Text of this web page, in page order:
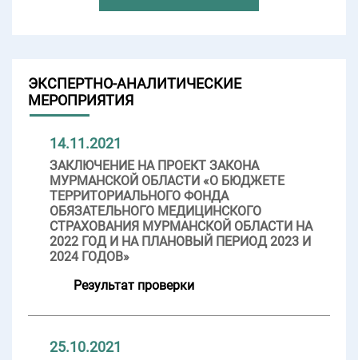
ЭКСПЕРТНО-АНАЛИТИЧЕСКИЕ
МЕРОПРИЯТИЯ
14.11.2021
ЗАКЛЮЧЕНИЕ НА ПРОЕКТ ЗАКОНА
МУРМАНСКОЙ ОБЛАСТИ «О БЮДЖЕТЕ
ТЕРРИТОРИАЛЬНОГО ФОНДА
ОБЯЗАТЕЛЬНОГО МЕДИЦИНСКОГО
СТРАХОВАНИЯ МУРМАНСКОЙ ОБЛАСТИ НА
2022 ГОД И НА ПЛАНОВЫЙ ПЕРИОД 2023 И
2024 ГОДОВ»
Результат проверки
25.10.2021